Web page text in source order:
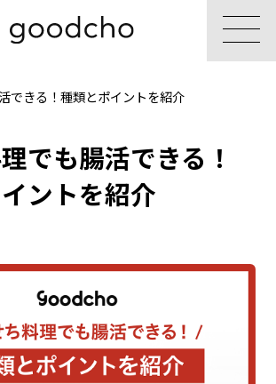
できる！種類とポイントを紹介
でも腸活できる！
ントを紹介